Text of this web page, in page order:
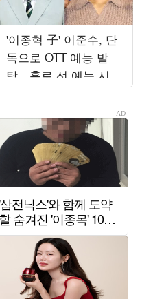
'이종혁 子' 이준수, 단
독으로 OTT 예능 발
탁…홀로 선 예능 시험
대[TEN스타필드]